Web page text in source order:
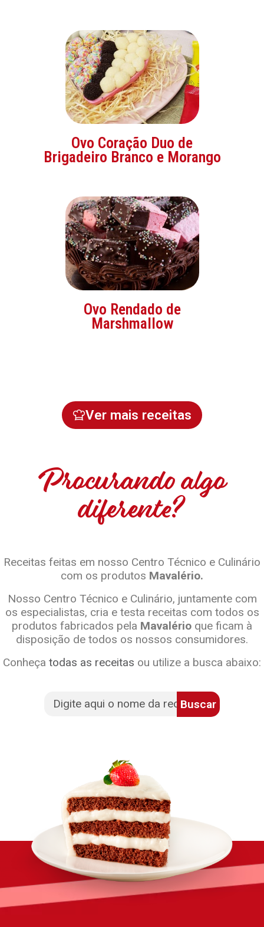
Ovo Coração Duo de
Brigadeiro Branco e Morango
Ovo Rendado de
Marshmallow
Ver mais receitas
Procurando algo
diferente?
Receitas feitas em nosso Centro Técnico e Culinário
com os produtos Mavalério.
Nosso Centro Técnico e Culinário, juntamente com
os especialistas, cria e testa receitas com todos os
produtos fabricados pela Mavalério que ficam à
disposição de todos os nossos consumidores.
Conheça todas as receitas ou utilize a busca abaixo:
Buscar